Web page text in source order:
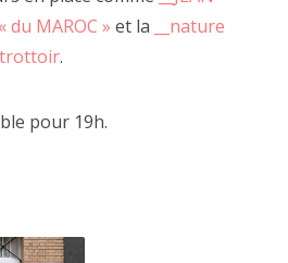
du MAROC » et la
__nature
trottoir.
pour 19h.